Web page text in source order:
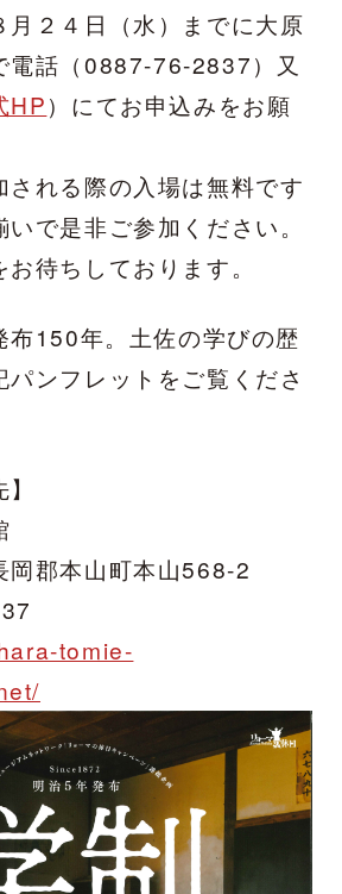
月２４日（水）までに大原
電話（0887-76-2837）又
HP）にてお申込みをお願
される際の入場は無料です
で是非ご参加ください。
待ちしております。
布150年。土佐の学びの歴
パンフレットをご覧くださ
岡郡本山町本山568-2
tomie-